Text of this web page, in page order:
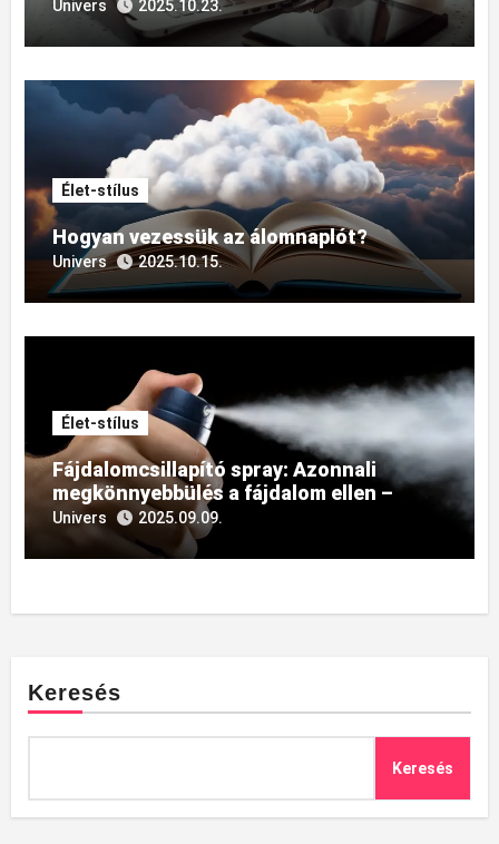
Univers 2025.10.23.
Élet-stílus
Hogyan vezessük az álomnaplót?
Univers 2025.10.15.
Élet-stílus
Fájdalomcsillapító spray: Azonnali
megkönnyebbülés a fájdalom ellen –
Gyors és hatékony megoldás
Univers 2025.09.09.
Keresés
Keresés